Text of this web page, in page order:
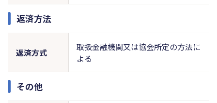
返済方法
返済方式
取扱金融機関又は協会所定の方法に
よる
その他